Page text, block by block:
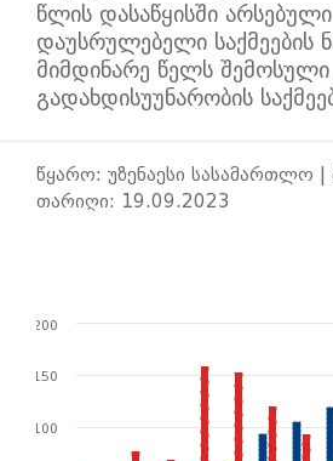
წლის დასაწყისში არსებული
დაუსრულებელი საქმეების
მიმდინარე წელს
გადახდისუუნარობის
წყარო: უზენაესი სასამართლო
თარიღი: 19.09.2023
100
150
200